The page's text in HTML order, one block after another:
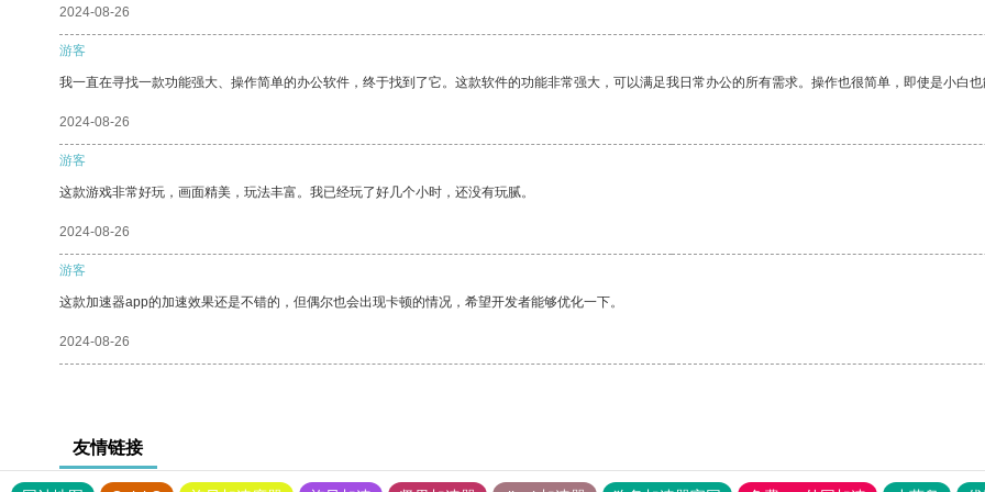
2024-08-26
游客
我一直在寻找一款功能强大、操作简单的办公软件，终于找到了它。这款软件的功能非常强大，可以满足我日常办公的所有需求。操作也很简单，即使是小白也
2024-08-26
游客
这款游戏非常好玩，画面精美，玩法丰富。我已经玩了好几个小时，还没有玩腻。
2024-08-26
游客
这款加速器app的加速效果还是不错的，但偶尔也会出现卡顿的情况，希望开发者能够优化一下。
2024-08-26
友情链接